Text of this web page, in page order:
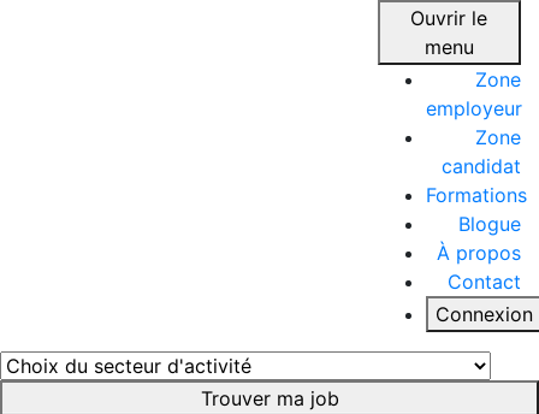
Ouvrir le
menu
Zone
employeur
Zone
candidat
Formations
Blogue
À propos
Contact
Connexion
Trouver ma job